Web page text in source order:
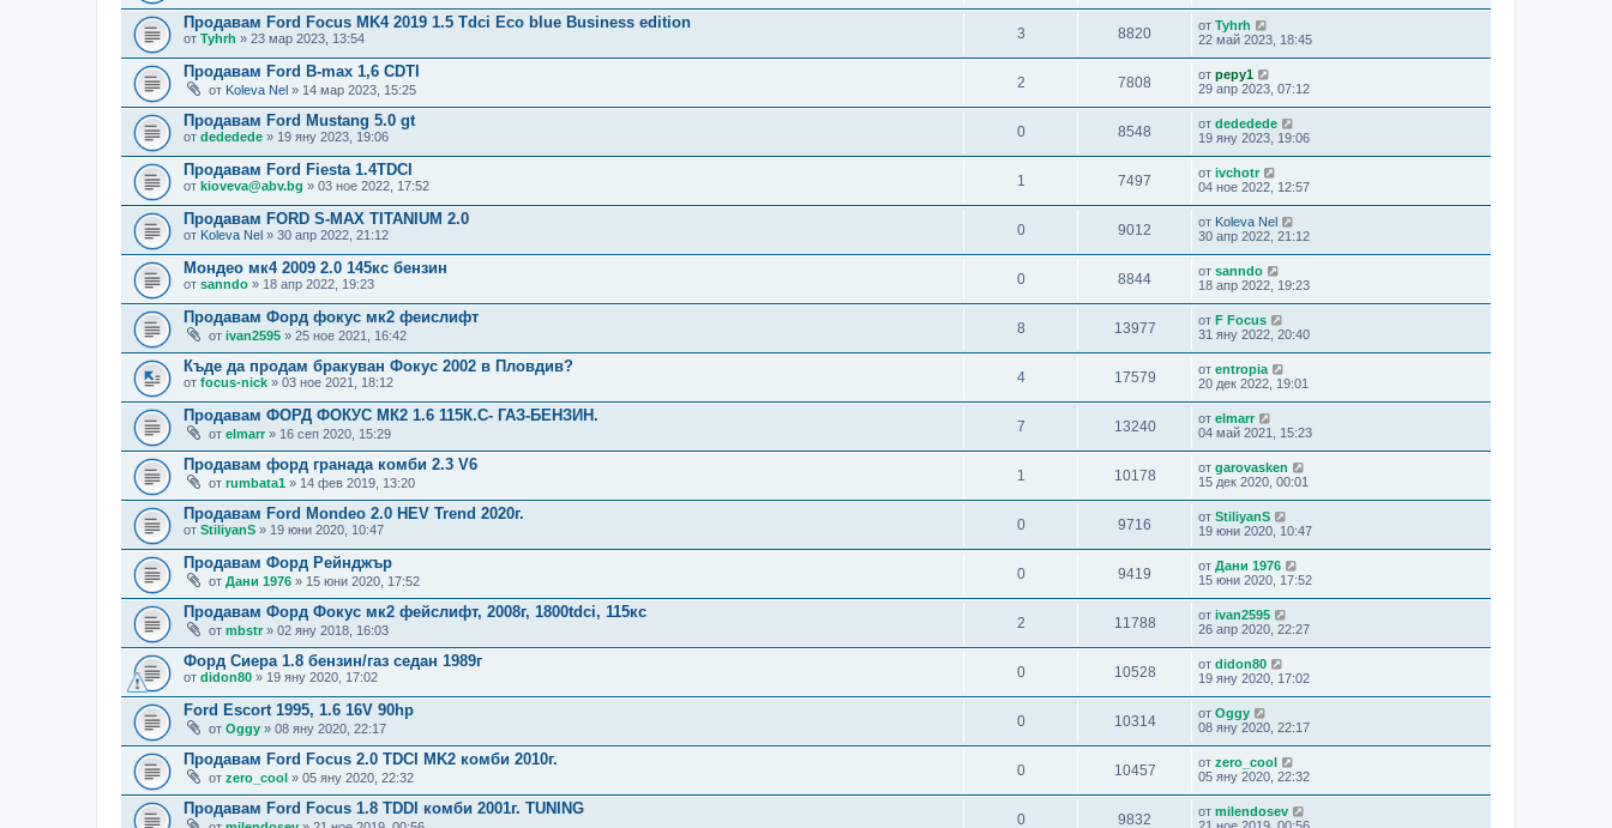
Продавам Ford Focus MK4 2019 1.5 Tdci Eco blue Business edition
от Tyhrh » 23 мар 2023, 13:54 3 8820 от Tyhrh
22 май 2023, 18:45
Продавам Ford B-max 1,6 CDTI
от Koleva Nel » 14 мар 2023, 15:25 2 7808 от pepy1
29 апр 2023, 07:12
Продавам Ford Mustang 5.0 gt
от dededede » 19 яну 2023, 19:06 0 8548 от dededede
19 яну 2023, 19:06
Продавам Ford Fiesta 1.4TDCI
от kioveva@abv.bg » 03 ное 2022, 17:52 1 7497 от ivchotr
04 ное 2022, 12:57
Продавам FORD S-MAX TITANIUM 2.0
от Koleva Nel » 30 апр 2022, 21:12 0 9012 от Koleva Nel
30 апр 2022, 21:12
Мондео мк4 2009 2.0 145кс бензин
от sanndo » 18 апр 2022, 19:23 0 8844 от sanndo
18 апр 2022, 19:23
Продавам Форд фокус мк2 феислифт
от ivan2595 » 25 ное 2021, 16:42 8 13977 от F Focus
31 яну 2022, 20:40
Къде да продам бракуван Фокус 2002 в Пловдив?
от focus-nick » 03 ное 2021, 18:12 4 17579 от entropia
20 дек 2022, 19:01
Продавам ФОРД ФОКУС МК2 1.6 115К.С- ГАЗ-БЕНЗИН.
от elmarr » 16 сеп 2020, 15:29 7 13240 от elmarr
04 май 2021, 15:23
Продавам форд гранада комби 2.3 V6
от rumbata1 » 14 фев 2019, 13:20 1 10178 от garovasken
15 дек 2020, 00:01
Продавам Ford Mondeo 2.0 HEV Trend 2020г.
от StiliyanS » 19 юни 2020, 10:47 0 9716 от StiliyanS
19 юни 2020, 10:47
Продавам Форд Рейнджър
от Дани 1976 » 15 юни 2020, 17:52 0 9419 от Дани 1976
15 юни 2020, 17:52
Продавам Форд Фокус мк2 фейслифт, 2008г, 1800tdci, 115кс
от mbstr » 02 яну 2018, 16:03 2 11788 от ivan2595
26 апр 2020, 22:27
Форд Сиера 1.8 бензин/газ седан 1989г
от didon80 » 19 яну 2020, 17:02 0 10528 от didon80
19 яну 2020, 17:02
Ford Escort 1995, 1.6 16V 90hp
от Oggy » 08 яну 2020, 22:17 0 10314 от Oggy
08 яну 2020, 22:17
Продавам Ford Focus 2.0 TDCI MK2 комби 2010г.
от zero_cool » 05 яну 2020, 22:32 0 10457 от zero_cool
05 яну 2020, 22:32
Продавам Ford Focus 1.8 TDDI комби 2001г. TUNING
0 9832 от milendosev
21 ное 2019, 00:56